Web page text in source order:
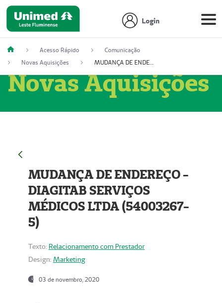
Login
Acesso Rápido
Comunicação
Novas Aquisições
MUDANÇA DE ENDEREÇO - DIAGITAB SERVIÇOS MÉDICOS LTDA (54003267-5)
Novas Aquisições
MUDANÇA DE ENDEREÇO -
DIAGITAB SERVIÇOS
MÉDICOS LTDA (54003267-
5)
Texto: Relacionamento com Prestador
Design: Marketing
03 de novembro, 2020